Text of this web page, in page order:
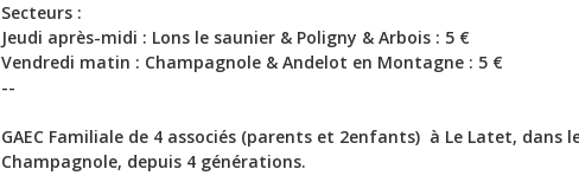
Secteurs :
Jeudi après-midi : Lons le saunier & Poligny & Arbois : 5 €
Vendredi matin : Champagnole & Andelot en Montagne : 5 €
--
GAEC Familiale de 4 associés (parents et 2enfants) à Le Latet, dans
Champagnole, depuis 4 générations.